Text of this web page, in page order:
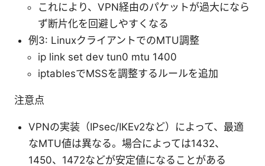
これにより、VPN経由のパケットが過大になら
ず断片化を回避しやすくなる
例3: LinuxクライアントでのMTU調整
ip link set dev tun0 mtu 1400
iptablesでMSSを調整するルールを追加
注意点
VPNの実装（IPsec/IKEv2など）によって、最適
なMTU値は異なる。場合によっては1432、
1450、1472などが安定値になることがある